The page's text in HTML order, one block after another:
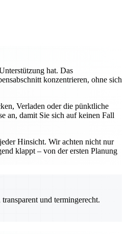
hat. Das
konzentrieren, ohne sich
Verladen oder die pünktliche
an, damit Sie sich auf keinen Fall
Hinsicht. Wir achten nicht nur
klappt – von der ersten Planung
und termingerecht.